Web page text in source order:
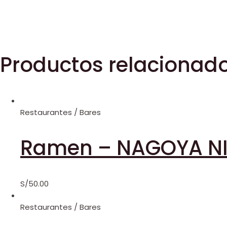
Productos
Restaurantes / Bares
Ramen – NAGOYA
S/50.00
Restaurantes / Bares